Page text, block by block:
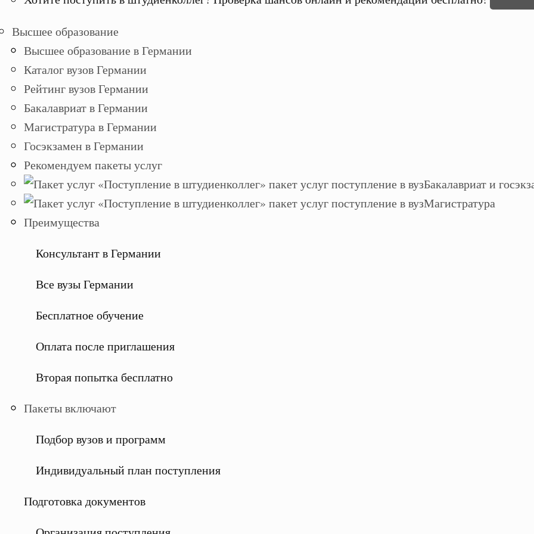
Высшее образование
Высшее образование в Германии
Каталог вузов Германии
Рейтинг вузов Германии
Бакалавриат в Германии
Магистратура в Германии
Госэкзамен в Германии
Рекомендуем пакеты услуг
Бакалавриат и
Магистратура
Преимущества
Консультант в Германии
Все вузы Германии
Бесплатное обучение
Оплата после приглашения
Вторая попытка бесплатно
Пакеты включают
Подбор вузов и программ
Индивидуальный план поступления
Подготовка документов